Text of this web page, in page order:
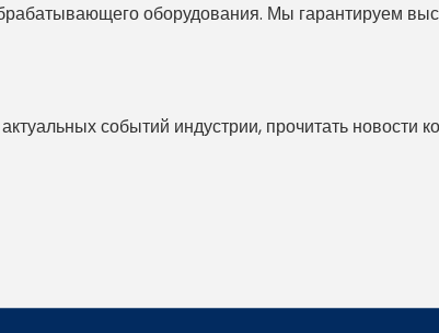
оборудования. Мы гарантируем
событий индустрии, прочитать новости